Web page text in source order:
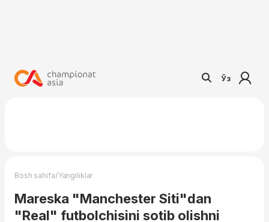
Ўз
Bosh sahifa/Yangiliklar
Mareska "Manchester Siti"dan
"Real" futbolchisini sotib olishni